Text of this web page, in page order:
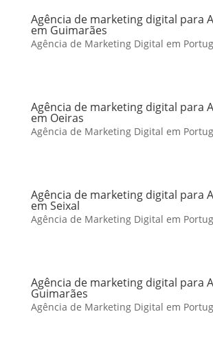
Agência de marketing digital para
em Guimarães
Agência de Marketing Digital em
Agência de marketing digital para
em Oeiras
Agência de Marketing Digital em
Agência de marketing digital para
em Seixal
Agência de Marketing Digital em
Agência de marketing digital para
Guimarães
Agência de Marketing Digital em